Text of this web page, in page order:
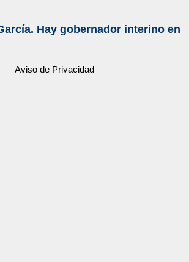
Hay gobernador interino en
Aviso de Privacidad